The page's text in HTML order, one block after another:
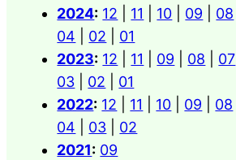
2024: 12 11 10 09 08
04
02
01
2023: 12 11 09 08 07
03
02
01
2022: 12 11 10 09 08
04
03
02
2021: 09